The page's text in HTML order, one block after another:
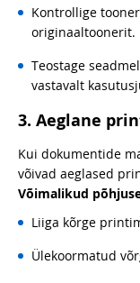
Kontrollige
originaaltoonerit.
Teostage
vastavalt
3. Aeglane
Kui dokumentide
võivad aeglased
Võimalikud
Liiga kõrge
Ülekoormatud